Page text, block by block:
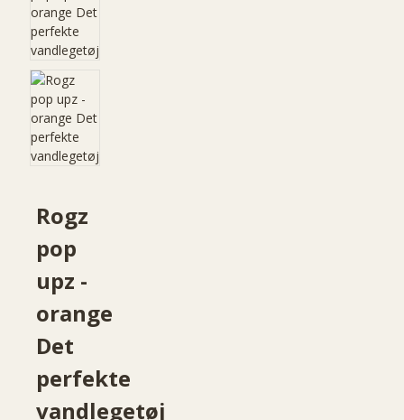
Rogz
pop
upz -
orange
Det
perfekte
vandlegetøj